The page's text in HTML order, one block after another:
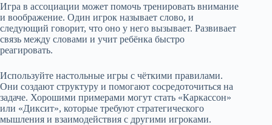
Игра в ассоциации может помочь тренировать внимание
и воображение. Один игрок называет слово, и
следующий говорит, что оно у него вызывает. Развивает
связь между словами и учит ребёнка быстро
реагировать.
Используйте настольные игры с чёткими правилами.
Они создают структуру и помогают сосредоточиться на
задаче. Хорошими примерами могут стать «Каркассон»
или «Диксит», которые требуют стратегического
мышления и взаимодействия с другими игроками.